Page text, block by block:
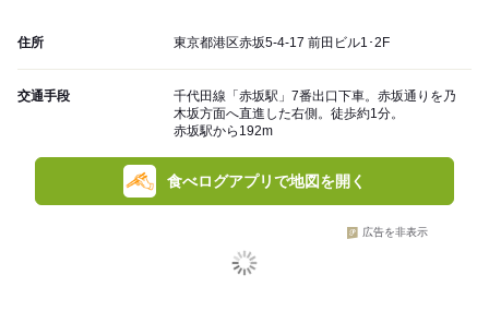
住所 東京都港区赤坂5-4-17 前田ビル1･2F
交通手段
千代田線「赤坂駅」7番出口下車。赤坂通りを乃
木坂方面へ直進した右側。徒歩約1分。
赤坂駅から192m
食べログアプリで地図を開く
広告を非表示